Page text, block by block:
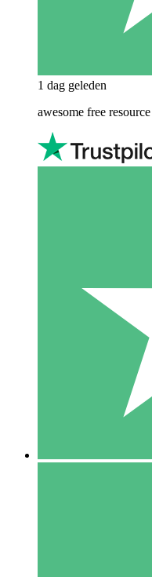
1 dag geleden
awesome free